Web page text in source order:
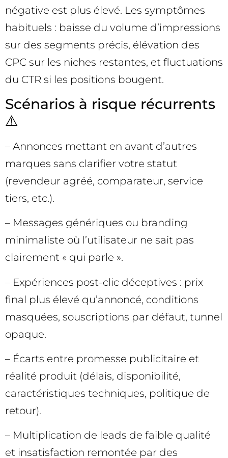
négative est plus élevé. Les symptômes
habituels : baisse du volume d’impressions
sur des segments précis, élévation des
CPC sur les niches restantes, et fluctuations
du CTR si les positions bougent.
Scénarios à risque récurrents
⚠️
– Annonces mettant en avant d’autres
marques sans clarifier votre statut
(revendeur agréé, comparateur, service
tiers, etc.).
– Messages génériques ou branding
minimaliste où l’utilisateur ne sait pas
clairement « qui parle ».
– Expériences post-clic déceptives : prix
final plus élevé qu’annoncé, conditions
masquées, souscriptions par défaut, tunnel
opaque.
– Écarts entre promesse publicitaire et
réalité produit (délais, disponibilité,
caractéristiques techniques, politique de
retour).
– Multiplication de leads de faible qualité
et insatisfaction remontée par des